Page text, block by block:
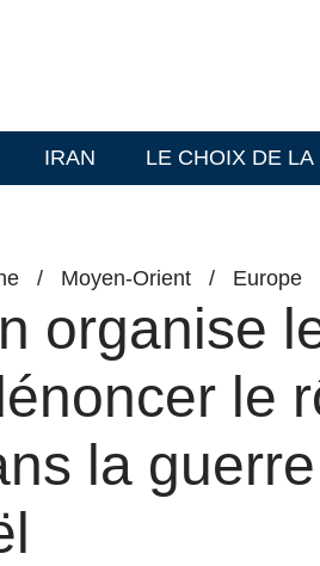
IRAN LE CHOIX DE
/ Moyen-Orient / Europe
organise
le
la